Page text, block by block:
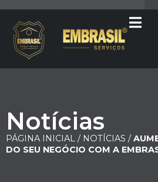
Notícias
PÁGINA INICIAL / NOTÍCIAS /
DO SEU NEGÓCIO COM A